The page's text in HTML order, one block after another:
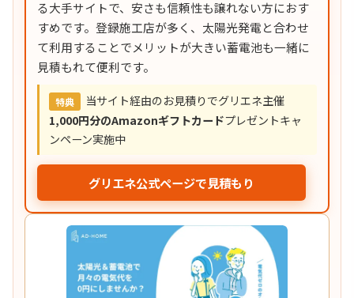
る大手サイトで、安さも信頼性も譲れない方におす
すめです。登録施工店が多く、太陽光発電と合わせ
て利用することでメリットが大きい蓄電池も一緒に
見積もれて便利です。
特典
当サイト経由のお見積りでグリエネ主催
1,000円分のAmazonギフトカードプレゼントキャ
ンペーン実施中
グリエネ公式ページで見積もり